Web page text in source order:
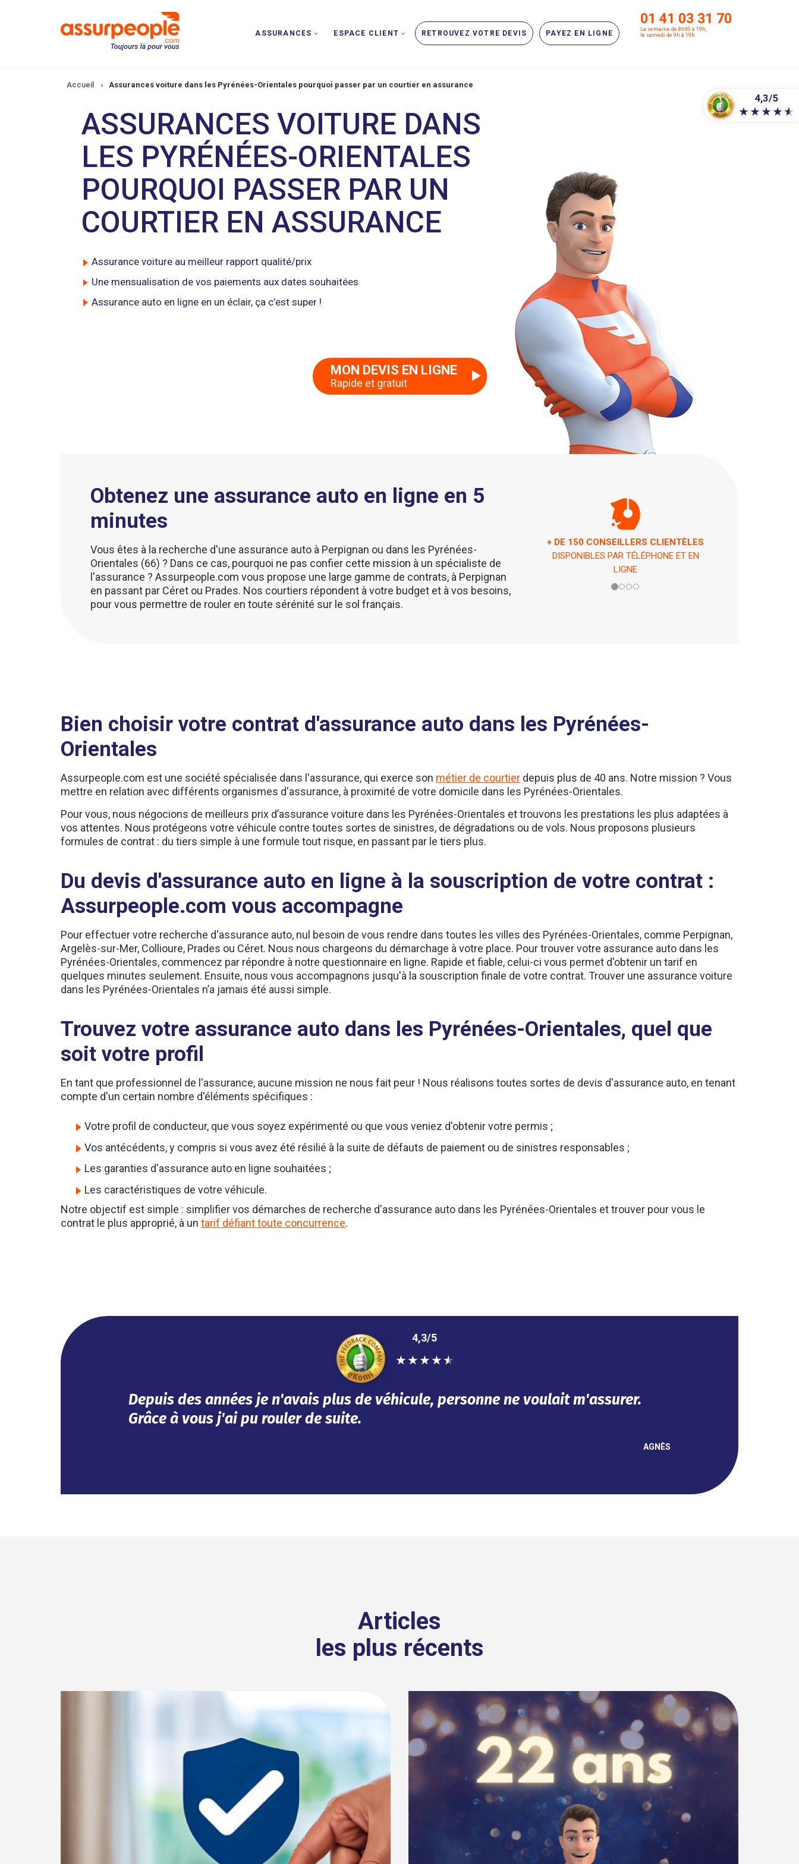
01 41 03 31 70
La semaine de 8h30 à 19h,
le samedi de 9h à 19h
ASSURANCES ESPACE CLIENT RETROUVEZ VOTRE DEVIS PAYEZ EN LIGNE
d'Ariane
Accueil Assurances voiture dans les Pyrénées-Orientales pourquoi passer par un courtier en assurance
ASSURANCES VOITURE DANS
LES PYRÉNÉES-ORIENTALES
POURQUOI PASSER PAR UN
COURTIER EN ASSURANCE
Assurance voiture au meilleur rapport qualité/prix
Une mensualisation de vos paiements aux dates souhaitées
Assurance auto en ligne en un éclair, ça c’est super !
MON DEVIS EN LIGNE
Rapide et gratuit
Obtenez une assurance auto en ligne en 5
minutes
Vous êtes à la recherche d'une assurance auto à Perpignan ou dans les Pyrénées-
Orientales (66) ? Dans ce cas, pourquoi ne pas confier cette mission à un spécialiste de
l'assurance ? Assurpeople.com vous propose une large gamme de contrats, à Perpignan
en passant par Céret ou Prades. Nos courtiers répondent à votre budget et à vos besoins,
pour vous permettre de rouler en toute sérénité sur le sol français.
ASSISTANCE 7 JOURS / 7 ET 24H / 24
Bien choisir votre contrat d'assurance auto dans les Pyrénées-
Orientales
Assurpeople.com est une société spécialisée dans l'assurance, qui exerce son métier de courtier depuis plus de 40 ans. Notre mission ? Vous
mettre en relation avec différents organismes d'assurance, à proximité de votre domicile dans les Pyrénées-Orientales.
Pour vous, nous négocions de meilleurs prix d’assurance voiture dans les Pyrénées-Orientales et trouvons les prestations les plus adaptées à
vos attentes. Nous protégeons votre véhicule contre toutes sortes de sinistres, de dégradations ou de vols. Nous proposons plusieurs
formules de contrat : du tiers simple à une formule tout risque, en passant par le tiers plus.
Du devis d'assurance auto en ligne à la souscription de votre contrat :
Assurpeople.com vous accompagne
Pour effectuer votre recherche d'assurance auto, nul besoin de vous rendre dans toutes les villes des Pyrénées-Orientales, comme Perpignan,
Argelès-sur-Mer, Collioure, Prades ou Céret. Nous nous chargeons du démarchage à votre place. Pour trouver votre assurance auto dans les
Pyrénées-Orientales, commencez par répondre à notre questionnaire en ligne. Rapide et fiable, celui-ci vous permet d'obtenir un tarif en
quelques minutes seulement. Ensuite, nous vous accompagnons jusqu'à la souscription finale de votre contrat. Trouver une assurance voiture
dans les Pyrénées-Orientales n’a jamais été aussi simple.
Trouvez votre assurance auto dans les Pyrénées-Orientales, quel que
soit votre profil
En tant que professionnel de l'assurance, aucune mission ne nous fait peur ! Nous réalisons toutes sortes de devis d'assurance auto, en tenant
compte d'un certain nombre d'éléments spécifiques :
Votre profil de conducteur, que vous soyez expérimenté ou que vous veniez d'obtenir votre permis ;
Vos antécédents, y compris si vous avez été résilié à la suite de défauts de paiement ou de sinistres responsables ;
Les garanties d'assurance auto en ligne souhaitées ;
Les caractéristiques de votre véhicule.
Notre objectif est simple : simplifier vos démarches de recherche d'assurance auto dans les Pyrénées-Orientales et trouver pour vous le
contrat le plus approprié, à un tarif défiant toute concurrence.
4,3/5
★★★★★
Efficace, vous avez répondu à mes besoins dans l'urgence. Tout se fait en ligne.
Impeccable !
NOUHA
Articles
les plus récents
4,3/5
★ ★ ★ ★ ★